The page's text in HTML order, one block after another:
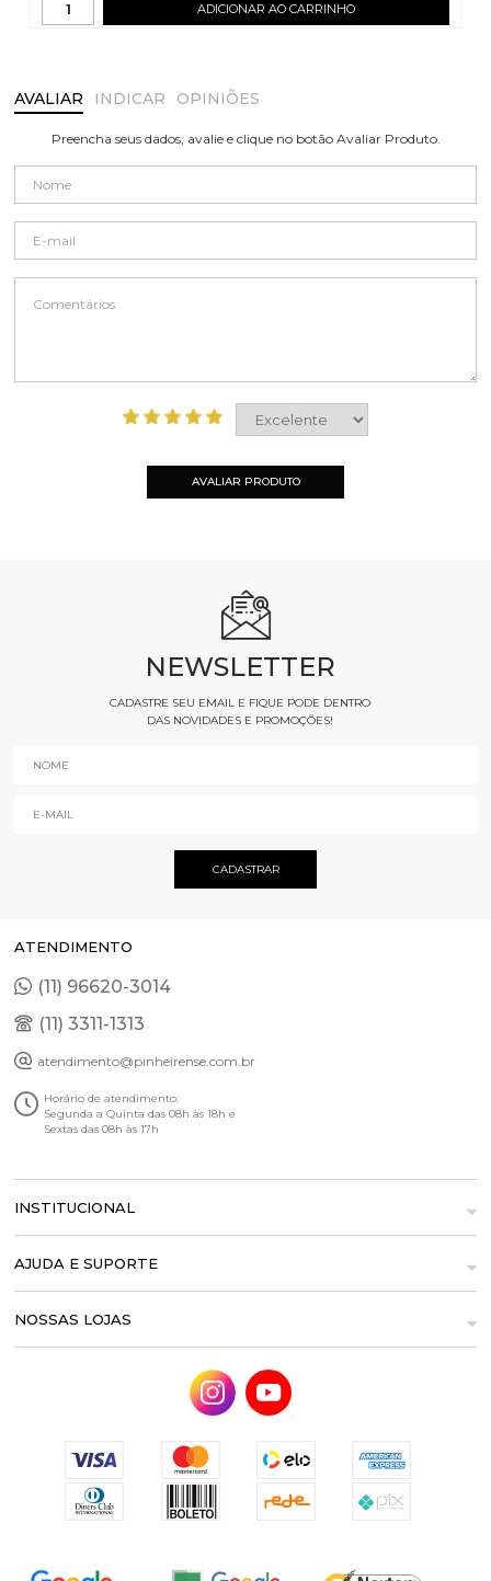
ADICIONAR AO CARRINHO
AVALIAR INDICAR OPINIÕES
Preencha seus dados, avalie e clique no botão Avaliar Produto.
AVALIAR PRODUTO
NEWSLETTER
CADASTRE SEU EMAIL E FIQUE PODE DENTRO
DAS NOVIDADES E PROMOÇÕES!
ATENDIMENTO
(11) 96620-3014
(11) 3311-1313
atendimento@pinheirense.com.br
Horário de atendimento:
Segunda a Quinta das 08h às 18h e
Sextas das 08h às 17h
INSTITUCIONAL
AJUDA E SUPORTE
NOSSAS LOJAS